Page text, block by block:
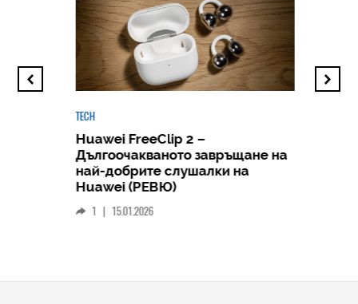
TECH
Huawei FreeClip 2 –
Дългоочакваното завръщане на
най-добрите слушалки на
Huawei (РЕВЮ)
1 15.01.2026